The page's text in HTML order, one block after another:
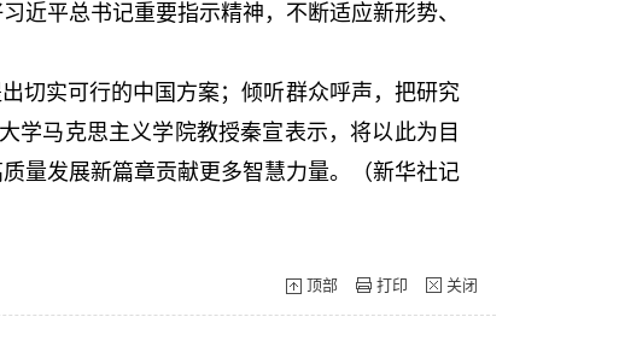
平总书记重要指示精神，不断适应新形势、
切实可行的中国方案；倾听群众呼声，把研究
学马克思主义学院教授秦宣表示，将以此为目
量发展新篇章贡献更多智慧力量。（新华社记
顶部 打印 关闭